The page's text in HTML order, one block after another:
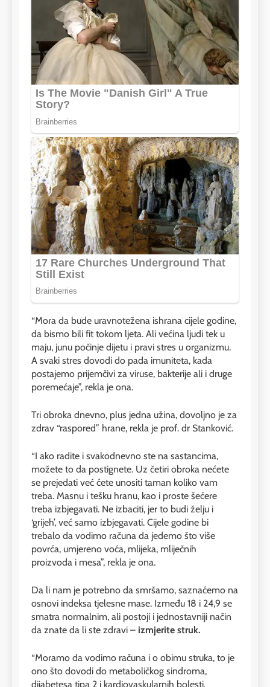
“Mora da bude uravnotežena ishrana cijele godine,
da bismo bili fit tokom ljeta. Ali većina ljudi tek u
maju, junu počinje dijetu i pravi stres u organizmu.
A svaki stres dovodi do pada imuniteta, kada
postajemo prijemčivi za viruse, bakterije ali i druge
poremećaje”, rekla je ona.
Tri obroka dnevno, plus jedna užina, dovoljno je za
zdrav “raspored” hrane, rekla je prof. dr Stanković.
“I ako radite i svakodnevno ste na sastancima,
možete to da postignete. Uz četiri obroka nećete
se prejedati već ćete unositi taman koliko vam
treba. Masnu i tešku hranu, kao i proste šećere
treba izbjegavati. Ne izbaciti, jer to budi želju i
‘grijeh’, već samo izbjegavati. Cijele godine bi
trebalo da vodimo računa da jedemo što više
povrća, umjereno voća, mlijeka, mliječnih
proizvoda i mesa”, rekla je ona.
Da li nam je potrebno da smršamo, saznaćemo na
osnovi indeksa tjelesne mase. Između 18 i 24,9 se
smatra normalnim, ali postoji i jednostavniji način
da znate da li ste zdravi – izmjerite struk.
“Moramo da vodimo računa i o obimu struka, to je
ono što dovodi do metaboličkog sindroma,
dijabetesa tipa 2 i kardiovaskularnih bolesti.